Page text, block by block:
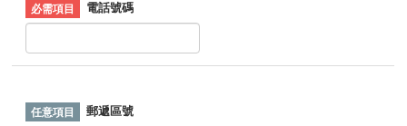
電話號碼
郵遞區號